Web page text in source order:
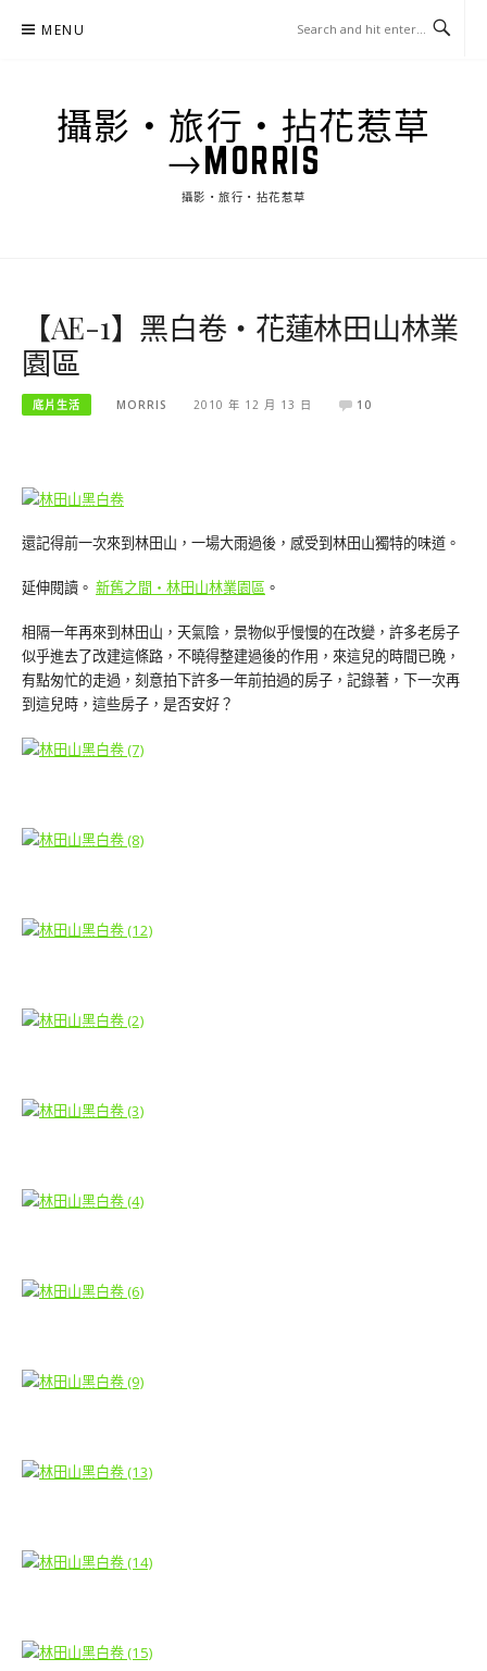
MENU
攝影‧旅行‧拈花惹草
→MORRIS
攝影‧旅行‧拈花惹草
【AE-1】黑白卷‧花蓮林田山林業
園區
底片生活 MORRIS 2010 年 12 月 13 日 10
還記得前一次來到林田山，一場大雨過後，感受到林田山獨特的味道。
延伸閱讀。 新舊之間‧林田山林業園區 。
相隔一年再來到林田山，天氣陰，景物似乎慢慢的在改變，許多老房子
似乎進去了改建這條路，不曉得整建過後的作用，來這兒的時間已晚，
有點匆忙的走過，刻意拍下許多一年前拍過的房子，記錄著，下一次再
到這兒時，這些房子，是否安好？